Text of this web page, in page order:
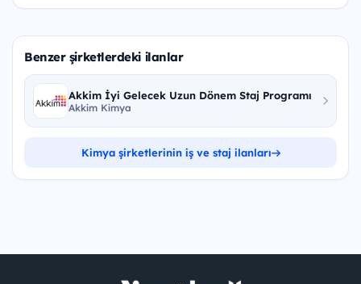
Benzer şirketlerdeki ilanlar
Akkim İyi Gelecek Uzun Dönem Staj Programı
Akkim Kimya
Kimya şirketlerinin iş ve staj ilanları